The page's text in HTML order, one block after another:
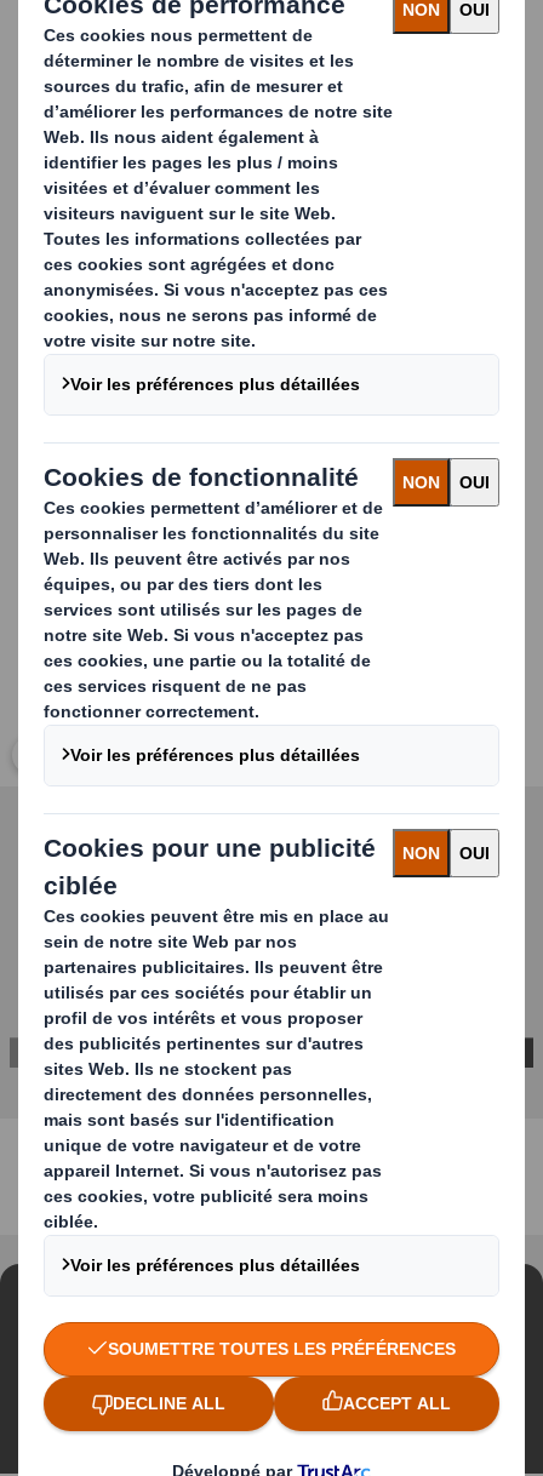
Grâce à sa très grande flexibilité, Quick e-Pack est idéal
pour l'e-commerce : il répond parfaitement aux enjeux
de volumes variables et/ou de multi-références sur
plusieurs lignes de produits. La précision du dispositif
assure un résultat net, aux angles réguliers, qui garantit
une très bonne protection du produit quels que soient
la découpe et le type de cannelure : plateaux rembordés,
avec ou sans couvercle…
Facile à utiliser, notre solution ne nécessite aucune
qualification particulière et permet la formation
mécanique des emballages en un minimum de
mouvements.
solution très économique, qui vous permettra par la
même occasion de réduire votre empreinte carbone.
Carousel. Use previous and next buttons to move
Cliquez pour agrandir l’image
Contenu bloqué
Pour visionner cette vidéo, vous devez accepter les
cookies « fonctionnels »
Modifier mes paramètres